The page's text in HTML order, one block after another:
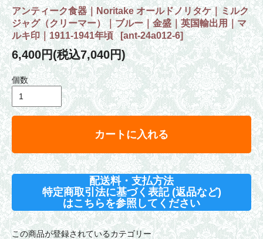
アンティーク食器｜Noritake オールドノリタケ｜ミルク
ジャグ（クリーマー）｜ブルー｜金盛｜英国輸出用｜マ
ルキ印｜1911-1941年頃[ant-24a012-6]
6,400円(税込7,040円)
個数
カートに入れる
配送料・支払方法
特定商取引法に基づく表記 (返品など)
はこちらを参照してください
この商品が登録されているカテゴリー